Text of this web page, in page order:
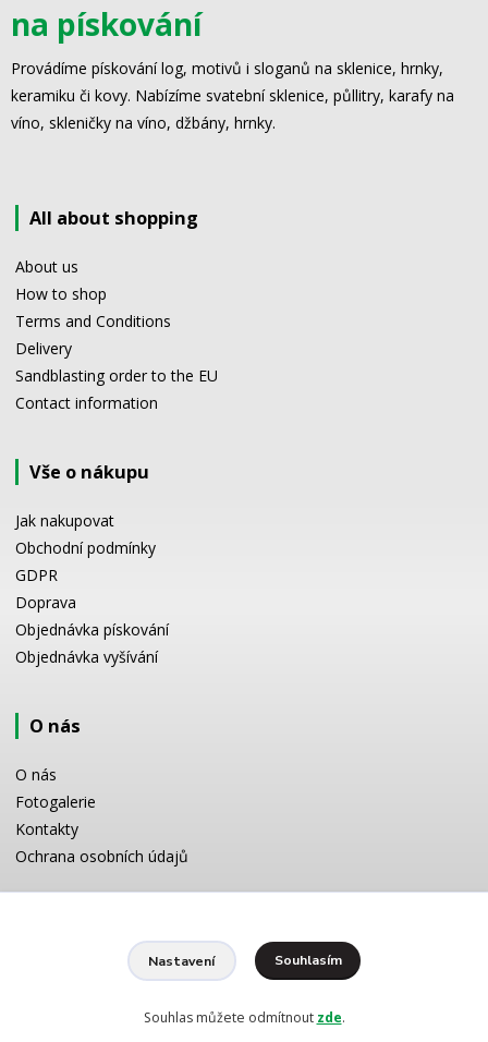
na pískování
Provádíme pískování log, motivů i sloganů na sklenice, hrnky,
keramiku či kovy. Nabízíme svatební sklenice, půllitry, karafy na
víno, skleničky na víno, džbány, hrnky.
All about shopping
About us
How to shop
Terms and Conditions
Delivery
Sandblasting order to the EU
Contact information
Vše o nákupu
Jak nakupovat
Obchodní podmínky
GDPR
Doprava
Objednávka pískování
Objednávka vyšívání
O nás
O nás
Fotogalerie
Kontakty
Ochrana osobních údajů
Potřebujete poradit s výběrem? Neváhejte se zeptat:
+420 728 772 566
info@reklamnipiskovani.cz
Nastavení Souhlasím
Souhlas můžete odmítnout zde.